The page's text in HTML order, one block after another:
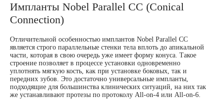
Импланты Nobel Parallel CC (Conical
Connection)
Отличительной особенностью имплантов Nobel Parallel CC
является строго параллельные стенки тела вплоть до апикальной
части, которая в свою очередь уже имеет форму конуса. Такое
строение позволяет в процессе установки одновременно
уплотнять мягкую кость, как при установке боковых, так и
передних зубов. Это достаточно универсальные импланты,
подходящие для большинства клинических ситуаций, на них так
же устанавливают протезы по протоколу All-on-4 или All-on-6.